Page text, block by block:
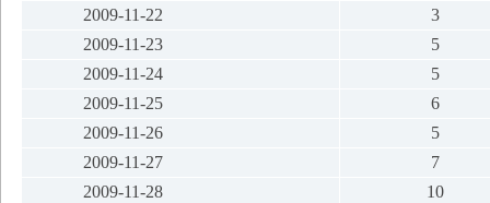
2009-11-22
3
2009-11-23
5
2009-11-24
5
2009-11-25
6
2009-11-26
5
2009-11-27
7
2009-11-28
10